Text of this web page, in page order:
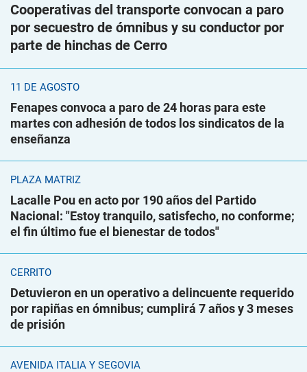
Cooperativas del transporte convocan a paro
por secuestro de ómnibus y su conductor por
parte de hinchas de Cerro
11 DE AGOSTO
Fenapes convoca a paro de 24 horas para este
martes con adhesión de todos los sindicatos de la
enseñanza
PLAZA MATRIZ
Lacalle Pou en acto por 190 años del Partido
Nacional: "Estoy tranquilo, satisfecho, no conforme;
el fin último fue el bienestar de todos"
CERRITO
Detuvieron en un operativo a delincuente requerido
por rapiñas en ómnibus; cumplirá 7 años y 3 meses
de prisión
AVENIDA ITALIA Y SEGOVIA